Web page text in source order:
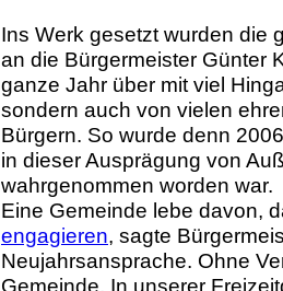
Ins Werk gesetzt wurden die
an die Bürgermeister Günter
ganze Jahr über mit viel
sondern auch von vielen
Bürgern. So wurde denn
in dieser Ausprägung von
wahrgenommen worden war.
Eine Gemeinde lebe davon,
engagieren, sagte
Neujahrsansprache. Ohne
Gemeinde. In unserer